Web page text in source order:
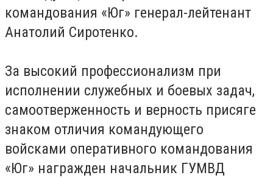
командования «Юг» генерал-лейтенант
Анатолий Сиротенко.
За высокий профессионализм при
исполнении служебных и боевых задач,
самоотверженность и верность присяге
знаком отличия командующего
войсками оперативного командования
«Юг» награжден начальник ГУМВД